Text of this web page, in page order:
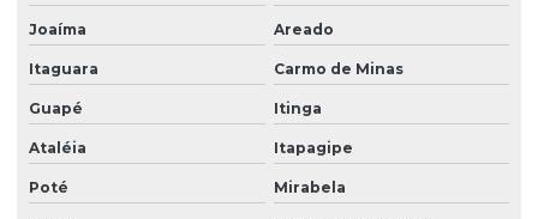
Joaíma Areado
Itaguara Carmo de Minas
Guapé Itinga
Ataléia Itapagipe
Poté Mirabela